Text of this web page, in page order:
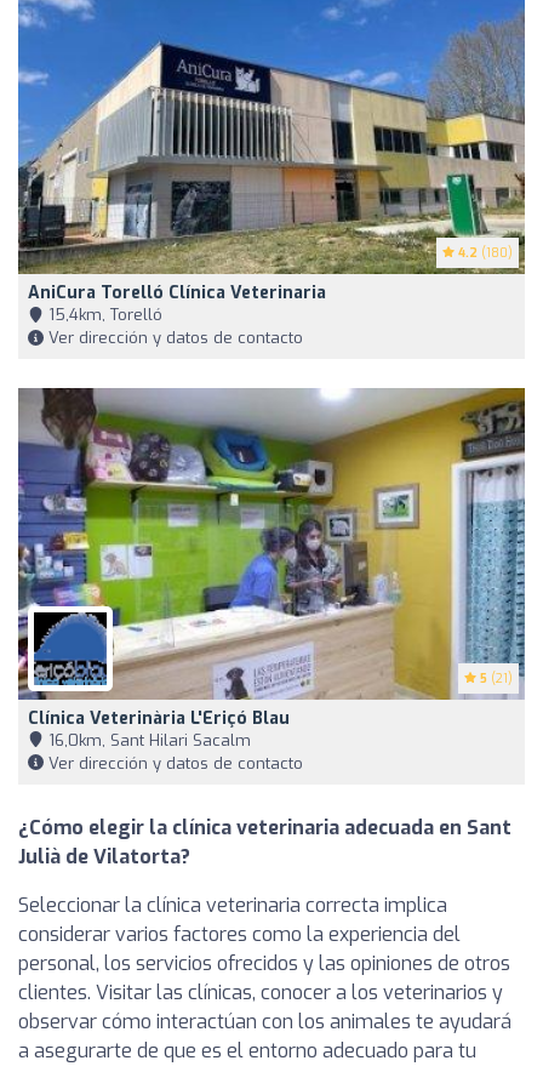
4.2 (180)
AniCura Torelló Clínica Veterinaria
15,4km, Torelló
Ver dirección y datos de contacto
5 (21)
Clínica Veterinària L'Eriçó Blau
16,0km, Sant Hilari Sacalm
Ver dirección y datos de contacto
¿Cómo elegir la clínica veterinaria adecuada en Sant
Julià de Vilatorta?
Seleccionar la clínica veterinaria correcta implica
considerar varios factores como la experiencia del
personal, los servicios ofrecidos y las opiniones de otros
clientes. Visitar las clínicas, conocer a los veterinarios y
observar cómo interactúan con los animales te ayudará
a asegurarte de que es el entorno adecuado para tu